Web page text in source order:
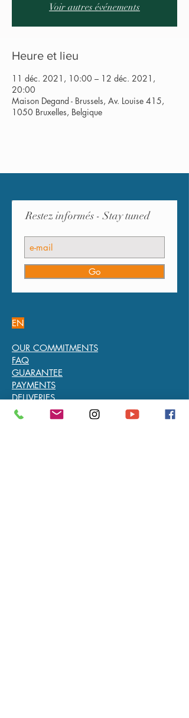
Voir autres événements
Heure et lieu
11 déc. 2021, 10:00 – 12 déc. 2021,
20:00
Maison Degand - Brussels, Av. Louise 415,
1050 Bruxelles, Belgique
Restez informés - Stay tuned
Go
EN
OUR COMMITMENTS
FAQ
GUARANTEE
PAYMENTS
DELIVERIES
RETURNS